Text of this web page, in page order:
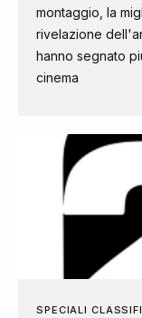
montaggio, la
rivelazione
hanno segnato
cinema
SPECIALI